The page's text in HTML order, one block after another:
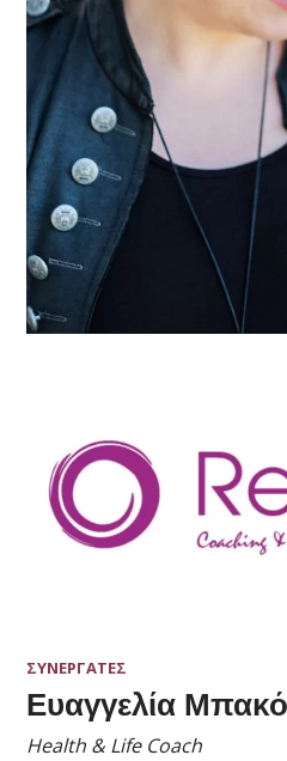
ΣΥΝΕΡΓΑΤΕΣ
Ευαγγελία
Health & Life Coach